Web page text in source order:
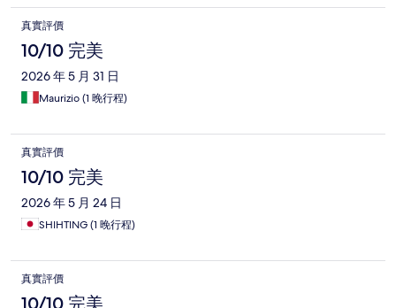
真實評價
10/10 完美
2026 年 5 月 31 日
Maurizio (1 晚行程)
真實評價
10/10 完美
2026 年 5 月 24 日
SHIHTING (1 晚行程)
真實評價